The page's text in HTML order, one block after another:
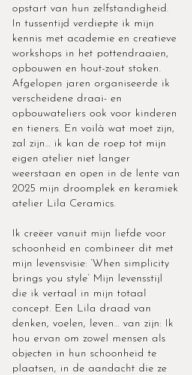
opstart van hun zelfstandigheid.
In tussentijd verdiepte ik mijn
kennis met academie en creatieve
workshops in het pottendraaien,
opbouwen en hout-zout stoken.
Afgelopen jaren organiseerde ik
verscheidene draai- en
opbouwateliers ook voor kinderen
en tieners. En voilà wat moet zijn,
zal zijn… ik kan de roep tot mijn
eigen atelier niet langer
weerstaan en open in de lente van
2025 mijn droomplek en keramiek
atelier Lila Ceramics.
Ik creëer vanuit mijn liefde voor
schoonheid en combineer dit met
mijn levensvisie: ‘When simplicity
brings you style’ Mijn levensstijl
die ik vertaal in mijn totaal
concept. Een Lila draad van
denken, voelen, leven… van zijn: Ik
hou ervan om zowel mensen als
objecten in hun schoonheid te
plaatsen, in de aandacht die ze